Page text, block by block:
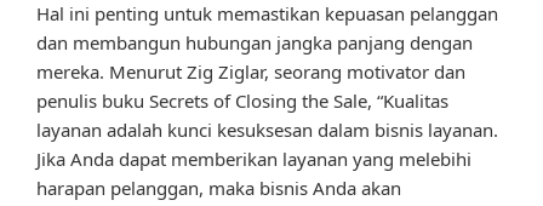
Hal ini penting untuk memastikan kepuasan pelanggan
dan membangun hubungan jangka panjang dengan
mereka. Menurut Zig Ziglar, seorang motivator dan
penulis buku Secrets of Closing the Sale, “Kualitas
layanan adalah kunci kesuksesan dalam bisnis layanan.
Jika Anda dapat memberikan layanan yang melebihi
harapan pelanggan, maka bisnis Anda akan